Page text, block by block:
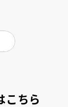
こちら